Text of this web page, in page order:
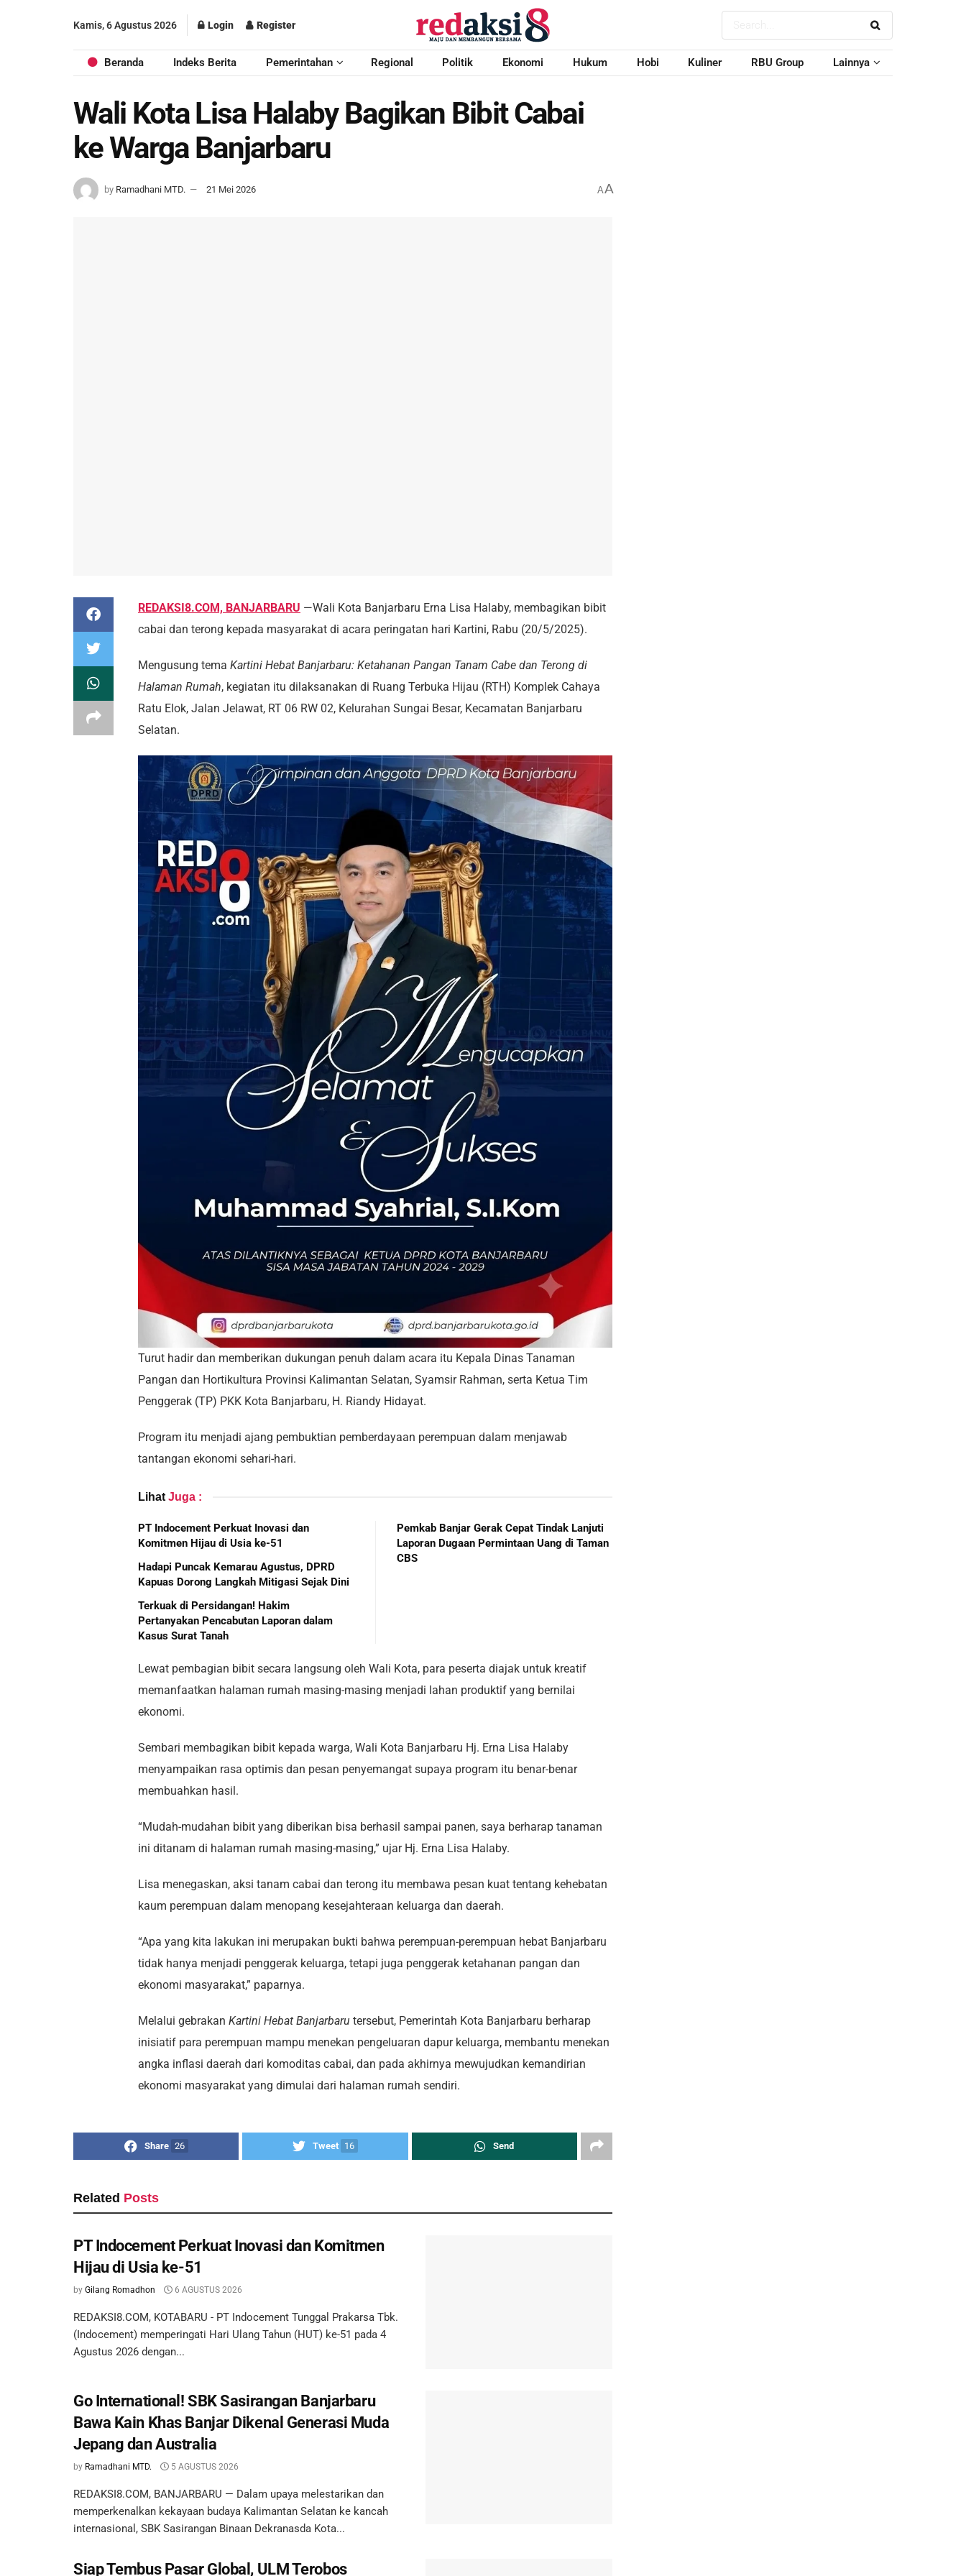
Kamis, 6 Agustus 2026 Login Register
Beranda Indeks Berita Pemerintahan Regional Politik Ekonomi Hukum Hobi Kuliner RBU Group Lainnya
Wali Kota Lisa Halaby Bagikan Bibit Cabai
ke Warga Banjarbaru
by Ramadhani MTD. 21 Mei 2026 AA
REDAKSI8.COM, BANJARBARU —Wali Kota Banjarbaru Erna Lisa Halaby, membagikan bibit
cabai dan terong kepada masyarakat di acara peringatan hari Kartini, Rabu (20/5/2025).
Mengusung tema Kartini Hebat Banjarbaru: Ketahanan Pangan Tanam Cabe dan Terong di
Halaman Rumah, kegiatan itu dilaksanakan di Ruang Terbuka Hijau (RTH) Komplek Cahaya
Ratu Elok, Jalan Jelawat, RT 06 RW 02, Kelurahan Sungai Besar, Kecamatan Banjarbaru
Selatan.
Turut hadir dan memberikan dukungan penuh dalam acara itu Kepala Dinas Tanaman
Pangan dan Hortikultura Provinsi Kalimantan Selatan, Syamsir Rahman, serta Ketua Tim
Penggerak (TP) PKK Kota Banjarbaru, H. Riandy Hidayat.
Program itu menjadi ajang pembuktian pemberdayaan perempuan dalam menjawab
tantangan ekonomi sehari-hari.
Lihat Juga :
PT Indocement Perkuat Inovasi dan
Komitmen Hijau di Usia ke-51
Hadapi Puncak Kemarau Agustus, DPRD
Kapuas Dorong Langkah Mitigasi Sejak Dini
Terkuak di Persidangan! Hakim
Pertanyakan Pencabutan Laporan dalam
Kasus Surat Tanah
Pemkab Banjar Gerak Cepat Tindak Lanjuti
Laporan Dugaan Permintaan Uang di Taman
CBS
Lewat pembagian bibit secara langsung oleh Wali Kota, para peserta diajak untuk kreatif
memanfaatkan halaman rumah masing-masing menjadi lahan produktif yang bernilai
ekonomi.
Sembari membagikan bibit kepada warga, Wali Kota Banjarbaru Hj. Erna Lisa Halaby
menyampaikan rasa optimis dan pesan penyemangat supaya program itu benar-benar
membuahkan hasil.
“Mudah-mudahan bibit yang diberikan bisa berhasil sampai panen, saya berharap tanaman
ini ditanam di halaman rumah masing-masing,” ujar Hj. Erna Lisa Halaby.
Lisa menegaskan, aksi tanam cabai dan terong itu membawa pesan kuat tentang kehebatan
kaum perempuan dalam menopang kesejahteraan keluarga dan daerah.
“Apa yang kita lakukan ini merupakan bukti bahwa perempuan-perempuan hebat Banjarbaru
tidak hanya menjadi penggerak keluarga, tetapi juga penggerak ketahanan pangan dan
ekonomi masyarakat,” paparnya.
Melalui gebrakan Kartini Hebat Banjarbaru tersebut, Pemerintah Kota Banjarbaru berharap
inisiatif para perempuan mampu menekan pengeluaran dapur keluarga, membantu menekan
angka inflasi daerah dari komoditas cabai, dan pada akhirnya mewujudkan kemandirian
ekonomi masyarakat yang dimulai dari halaman rumah sendiri.
Share 26 Tweet 16 Send
Related Posts
PT Indocement Perkuat Inovasi dan Komitmen
Hijau di Usia ke-51
by Gilang Romadhon 6 AGUSTUS 2026
REDAKSI8.COM, KOTABARU - PT Indocement Tunggal Prakarsa Tbk.
(Indocement) memperingati Hari Ulang Tahun (HUT) ke-51 pada 4
Agustus 2026 dengan...
Go International! SBK Sasirangan Banjarbaru
Bawa Kain Khas Banjar Dikenal Generasi Muda
Jepang dan Australia
by Ramadhani MTD. 5 AGUSTUS 2026
REDAKSI8.COM, BANJARBARU — Dalam upaya melestarikan dan
memperkenalkan kekayaan budaya Kalimantan Selatan ke kancah
internasional, SBK Sasirangan Binaan Dekranasda Kota...
Siap Tembus Pasar Global, ULM Terobos